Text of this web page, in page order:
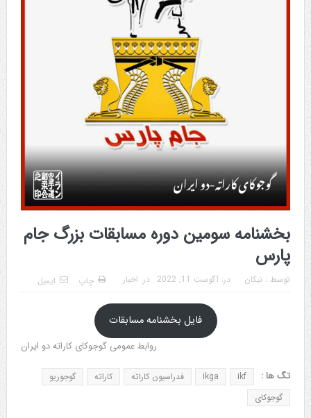
بخشنامه سومین دوره مسابقات بزرگ جام
پارس
توسط : نیکان در: آگوست 11, 2022 در: اخبار چاپ ایمیل
فایل بخشنامه مسابقات
روابط عمومی گوجوکای کاراته دو ایران
تگ ها : ikf
ikga فدراسیون کاراته کاراته
گوجوریو
گوجوکای